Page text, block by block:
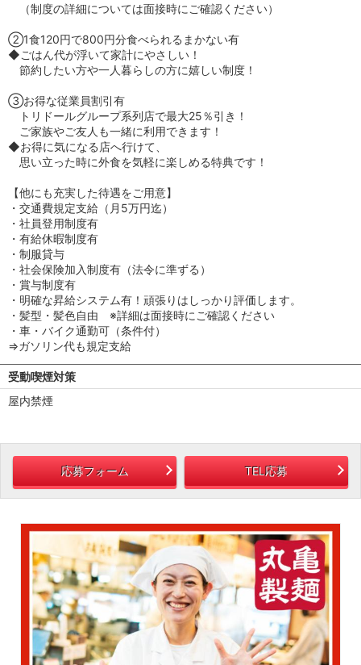
（制度の詳細については面接時にご確認ください）
②1食120円で800円分食べられるまかない有
◆ごはん代が浮いて家計にやさしい！
節約したい方や一人暮らしの方に嬉しい制度！
③お得な従業員割引有
トリドールグループ系列店で最大25％引き！
ご家族やご友人も一緒に利用できます！
◆お得に気になる店へ行けて、
思い立った時に外食を気軽に楽しめる特典です！
【他にも充実した待遇をご用意】
・交通費規定支給（月5万円迄）
・社員登用制度有
・有給休暇制度有
・制服貸与
・社会保険加入制度有（法令に準ずる）
・賞与制度有
・明確な昇給システム有！頑張りはしっかり評価します。
・髪型・髪色自由 ※詳細は面接時にご確認ください
・車・バイク通勤可（条件付）
⇒ガソリン代も規定支給
受動喫煙対策
屋内禁煙
応募フォーム TEL応募